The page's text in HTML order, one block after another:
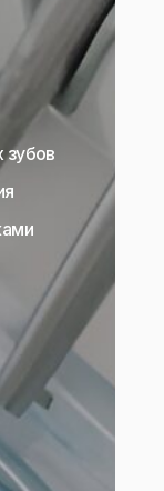
зубов